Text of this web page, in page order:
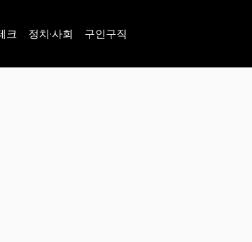
크 정치·사회 구인구직